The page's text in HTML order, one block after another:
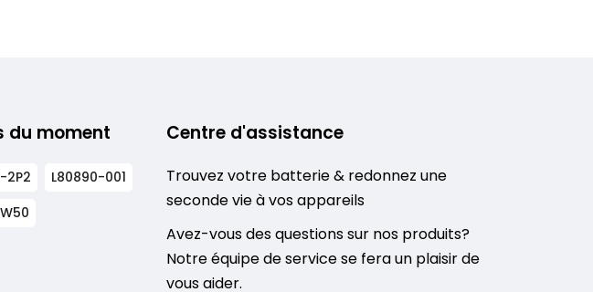
du moment
2P2
L80890-001
Centre d'assistance
Trouvez votre batterie & redonnez une
seconde vie à vos appareils
Avez-vous des questions sur nos produits?
Notre équipe de service se fera un plaisir de
vous aider.